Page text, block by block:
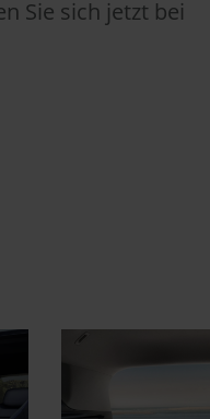
Sie sich jetzt bei